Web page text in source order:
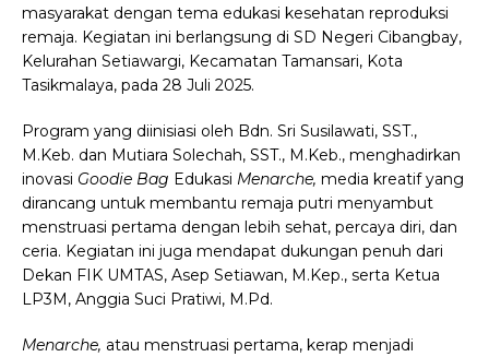
masyarakat dengan tema edukasi kesehatan reproduksi
remaja. Kegiatan ini berlangsung di SD Negeri Cibangbay,
Kelurahan Setiawargi, Kecamatan Tamansari, Kota
Tasikmalaya, pada 28 Juli 2025.
Program yang diinisiasi oleh Bdn. Sri Susilawati, SST.,
M.Keb. dan Mutiara Solechah, SST., M.Keb., menghadirkan
inovasi Goodie Bag Edukasi Menarche, media kreatif yang
dirancang untuk membantu remaja putri menyambut
menstruasi pertama dengan lebih sehat, percaya diri, dan
ceria. Kegiatan ini juga mendapat dukungan penuh dari
Dekan FIK UMTAS, Asep Setiawan, M.Kep., serta Ketua
LP3M, Anggia Suci Pratiwi, M.Pd.
Menarche, atau menstruasi pertama, kerap menjadi